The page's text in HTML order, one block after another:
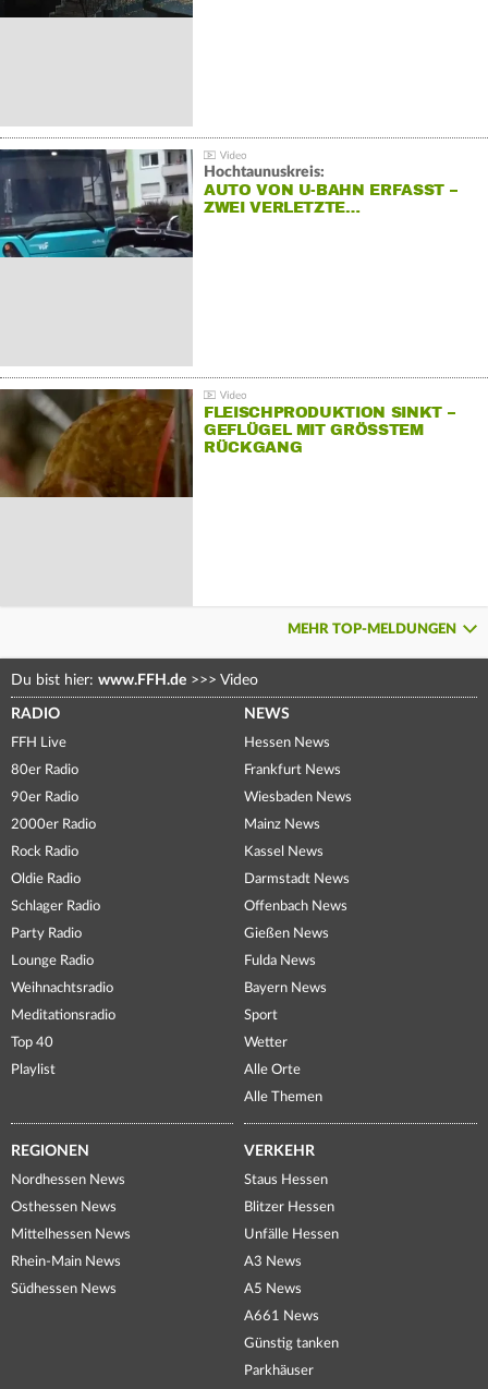
Hochtaunuskreis:
AUTO VON U-BAHN ERFASST –
ZWEI VERLETZTE…
FLEISCHPRODUKTION SINKT –
GEFLÜGEL MIT GRÖSSTEM R
ÜCKGANG
MEHR TOP-MELDUNGEN
Du bist hier: www.FFH.de >>> Video
RADIO
FFH Live
80er Radio
90er Radio
2000er Radio
Rock Radio
Oldie Radio
Schlager Radio
Party Radio
Lounge Radio
Weihnachtsradio
Meditationsradio
Top 40
Playlist
NEWS
Hessen News
Frankfurt News
Wiesbaden News
Mainz News
Kassel News
Darmstadt News
Offenbach News
Gießen News
Fulda News
Bayern News
Sport
Wetter
Alle Orte
Alle Themen
REGIONEN
Nordhessen News
Osthessen News
Mittelhessen News
Rhein-Main News
Südhessen News
VERKEHR
Staus Hessen
Blitzer Hessen
Unfälle Hessen
A3 News
A5 News
A661 News
Günstig tanken
Parkhäuser